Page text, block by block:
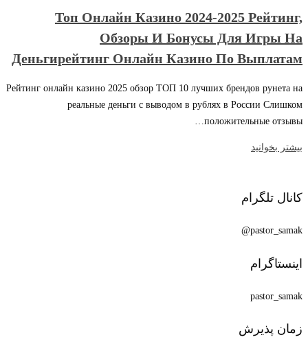
Топ Онлайн Казино 2024-2025 Рейтинг,
Обзоры И Бонусы Для Игры На
Деньгирейтинг Онлайн Казино По Выплатам
Рейтинг онлайн казино 2025 обзор ТОП 10 лучших брендов рунета на
реальные деньги с выводом в рублях в России Слишком
положительные отзывы…
بیشتر بخوانید
کانال تلگرام
pastor_samak@
اینستاگرام
pastor_samak
زمان پذیرش